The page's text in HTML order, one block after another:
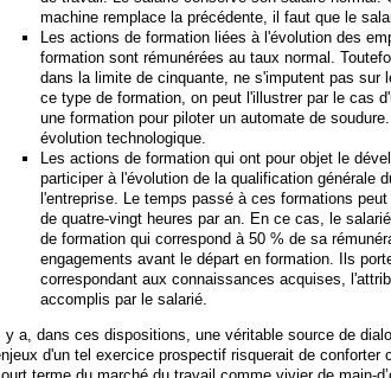
machine remplace la précédente, il faut que le
Les actions de formation liées à l'évolution des
formation sont rémunérées au taux normal.
dans la limite de cinquante, ne s'imputent pas sur
ce type de formation, on peut l'illustrer par le cas
une formation pour piloter un automate de
évolution technologique.
Les actions de formation qui ont pour objet le
participer à l'évolution de la qualification générale
l'entreprise. Le temps passé à ces formations
de quatre-vingt heures par an. En ce cas, le
de formation qui correspond à 50 % de sa
engagements avant le départ en formation. Ils
correspondant aux connaissances acquises,
accomplis par le salarié.
y a, dans ces dispositions, une véritable source de
d'un tel exercice prospectif risquerait de